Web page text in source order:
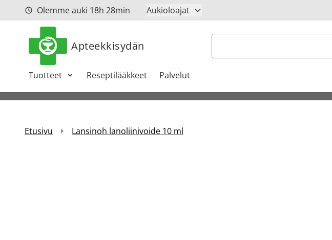
Siirry sisältöönOlemme auki 18h 28min Aukioloajat
Apteekkisydän Haku
Tuotteet Reseptilääkkeet Palvelut
Etusivu Lansinoh lanoliinivoide 10 ml